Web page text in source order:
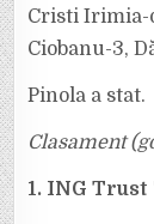
Cristi Irimia-
Ciobanu-3,
Pinola a stat.
Clasament
1. ING Trust